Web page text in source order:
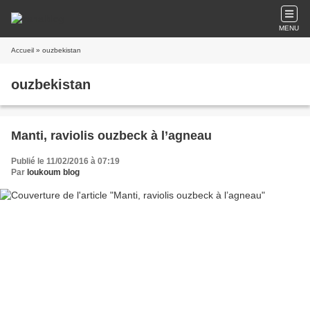
MENU
Accueil » ouzbekistan
ouzbekistan
Manti, raviolis ouzbeck à l’agneau
Publié le 11/02/2016 à 07:19
Par loukoum blog